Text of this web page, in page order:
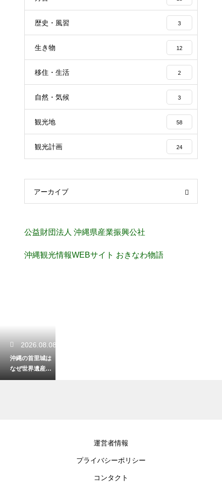
歴史・風習 3
生き物 12
移住・生活 2
自然・気候 3
観光地 58
観光計画 24
アーカイブ
公益財団法人 沖縄県産業振興公社
沖縄観光情報WEBサイト おきなわ物語
2026.08.08
沖縄の首里城は
なぜ世界遺産に
登録されたの
運営者情報
プライバシーポリシー
コンタクト